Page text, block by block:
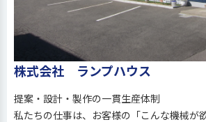
株式会社 ランプハウス
提案・設計・製作の一貫生産体制
私たちの仕事は、お客様の「こんな機械が